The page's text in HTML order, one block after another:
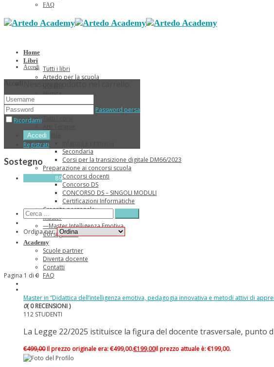
FAQ
Home
Libri
Tutti i libri
Artedo per la scuola
Musica
Sconti Estivi
Corsi
Scuola
Secondaria
Corsi per la transizione digitale DM66/2023
Preparazione ai concorsi scuola
Concorsi docenti
Concorso DS
CONCORSO DS – SINGOLI MODULI
Certificazioni Informatiche
Crescita personale
Master
—Master Intelligenza Emotiva
Corsi gratuiti
Academy
Scuole partner
Diventa docente
Contatti
FAQ
Accedi
Password persa
Ricordami
Registrati
Sostegno
89
Ordina per:
Pagina 1 di 0
Master in “Didattica dell’intelligenza emotiva, pedagogia innovativa e metodi attivi di
0( 0 RECENSIONI )
112 STUDENTI
La Legge 22/2025 istituisce la figura del docente trasversale,
€499,00Il prezzo originale era: €499,00.€199,00Il prezzo attuale è: €199,00.